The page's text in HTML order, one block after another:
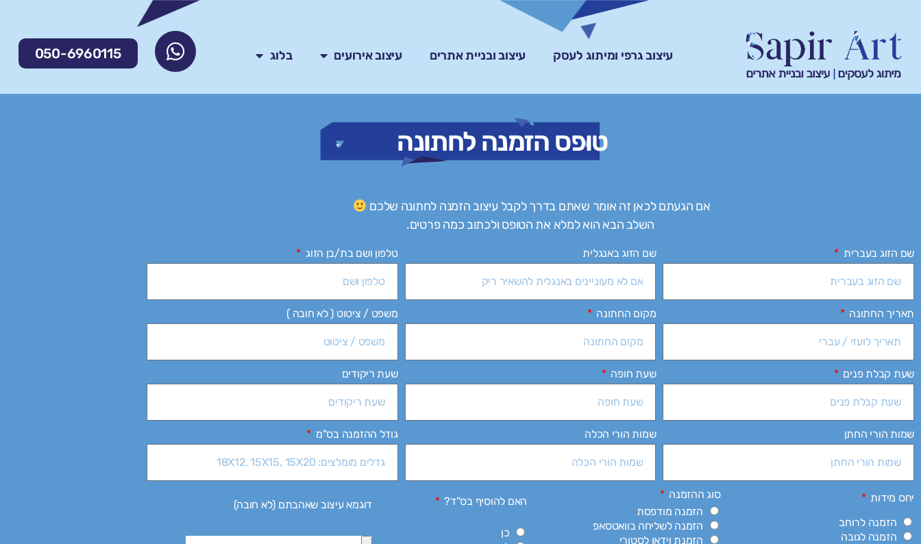
עיצוב גרפי ומיתוג לעסק עיצוב ובניית אתרים עיצוב אירועים בלוג 050-6960115
טופס הזמנה לחתונה
אם הגעתם לכאן זה אומר שאתם בדרך לקבל עיצוב הזמנה לחתונה שלכם
השלב הבא הוא למלא את הטופס ולכתוב כמה פרטים.
שם הזוג בעברית שם הזוג באנגלית טלפון ושם בת/בן הזוג
תאריך החתונה מקום החתונה משפט / ציטוט ( לא חובה )
שעת קבלת פנים שעת חופה שעת ריקודים
שמות הורי החתן שמות הורי הכלה גודל ההזמנה בס"מ
יחס מידות
הזמנה לרוחב
הזמנה לגובה
סוג ההזמנה
הזמנה מודפסת
הזמנה לשליחה בוואטסאפ
הזמנת וידאו לסטורי
האם להוסיף בס"ד?
כן
דוגמא עיצוב שאהבתם (לא חובה)